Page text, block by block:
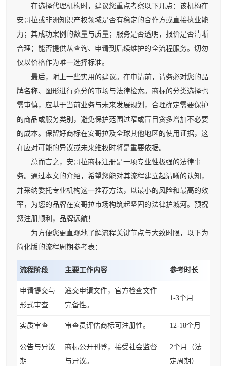
在选择代理机构时，建议您重点考察以下几点：该机构在
安哥拉或非洲知识产权领域是否有稳定的合作方或直接执业能
力；其成功案例的数量与质量；服务是否透明，报价是否清晰
合理；能否提供从查询、申请到后续维护的全流程服务。切勿
仅以价格作为唯一选择标准。
最后，附上一些实用的建议。在申请前，请务必对您的品
牌名称、图形进行充分的市场与法律检索。商标的分类选择也
需审慎，应基于当前业务与未来发展规划，合理确定需要保护
的商品或服务类别，避免保护范围过窄或盲目贪多增加不必要
的成本。保留好商标在安哥拉及全球其他地区的使用证据，这
在应对可能的异议或未来维权时将是重要依据。
总而言之，安哥拉商标注册是一项专业性极强的法律事
务。通过本文的介绍，希望您能对其流程建立起清晰的认知，
并采纳委托专业机构这一推荐方法，以最小的风险和最高的效
率，为您的品牌在安哥拉市场构筑起坚固的法律护城河。预祝
您注册顺利，品牌远航！
为方便您更直观地了解流程关键节点与大致时限，以下为
简化版的流程周期参考表：
流程阶段 主要工作内容 参考时长
申请提交与
形式审查
递交申请文件，官方检查文件
完备性。
1-3个月
实质审查 审查员评估商标可注册性。 12-18个月
公告与异议
期
商标公开刊登，接受社会监督
与异议。
2个月（法
定周期）